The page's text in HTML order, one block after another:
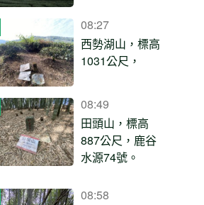
08:27
西勢湖山，標高
1031公尺，
08:49
田頭山，標高
887公尺，鹿谷
水源74號。
08:58